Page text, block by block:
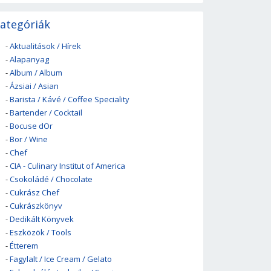
-Aktualitások / Hírek
-Alapanyag
-Album / Album
-Ázsiai / Asian
-Barista / Kávé / Coffee Speciality
-Bartender / Cocktail
-Bocuse dOr
-Bor / Wine
-Chef
-CIA - Culinary Institut of America
-Csokoládé / Chocolate
-Cukrász Chef
-Cukrászkönyv
-Dedikált Könyvek
-Eszközök / Tools
-Étterem
-Fagylalt / Ice Cream / Gelato